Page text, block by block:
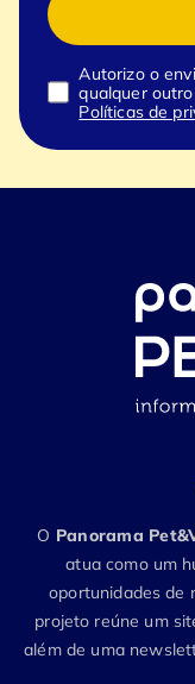
Autorizo o
qualquer
Políticas de
O Panorama
atua como um
oportunidades de
projeto reúne um
além de uma